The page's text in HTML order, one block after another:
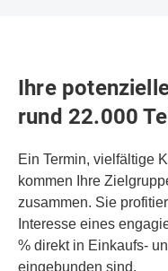
Ihre
rund 22.000
Ein Termin, vielfältige
kommen Ihre
zusammen. Sie
Interesse eines
% direkt in Einkaufs-
eingebunden sind.